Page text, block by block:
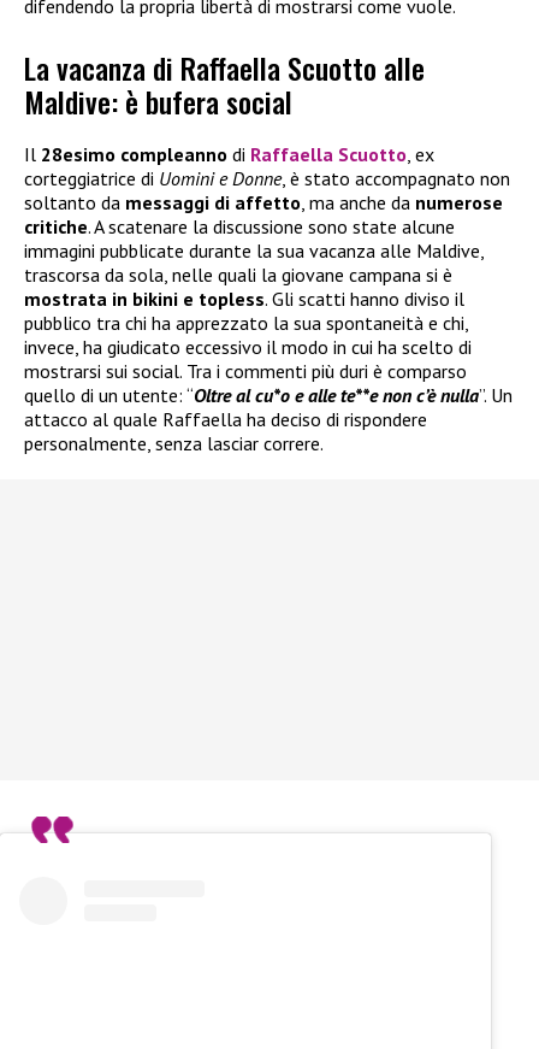
difendendo la propria libertà di mostrarsi come vuole.
La vacanza di Raffaella Scuotto alle
Maldive: è bufera social
Il 28esimo compleanno di Raffaella Scuotto , ex
corteggiatrice di Uomini e Donne, è stato accompagnato non
soltanto da messaggi di affetto , ma anche da numerose
critiche. A scatenare la discussione sono state alcune
immagini pubblicate durante la sua vacanza alle Maldive,
trascorsa da sola, nelle quali la giovane campana si è
mostrata in bikini e topless. Gli scatti hanno diviso il
pubblico tra chi ha apprezzato la sua spontaneità e chi,
invece, ha giudicato eccessivo il modo in cui ha scelto di
mostrarsi sui social. Tra i commenti più duri è comparso
quello di un utente: “Oltre al cu*o e alle te**e non c’è nulla”. Un
attacco al quale Raffaella ha deciso di rispondere
personalmente, senza lasciar correre.